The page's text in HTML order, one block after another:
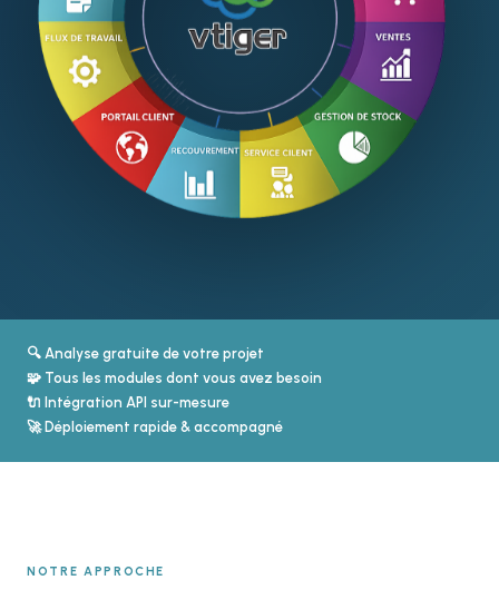
🔍 Analyse gratuite de votre projet
🧩 Tous les modules dont vous avez besoin
🔌 Intégration API sur-mesure
🚀 Déploiement rapide & accompagné
NOTRE APPROCHE